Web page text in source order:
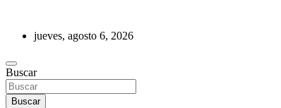
contenidojueves, agosto 6, 2026
REVISTA DE PRENSA
Buscar
Buscar